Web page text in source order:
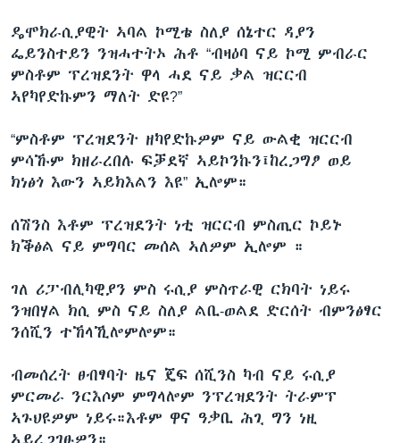
ዴሞክራሲያዊት ኣባል ኮሚቴ ስለያ ሰኔተር ዳያን
ፌይንስተይን ንዝሓተትኦ ሕቶ “ብዛዕባ ናይ ኮሚ ምብራር
ምስቶም ፕረዝደንት ዋላ ሓደ ናይ ቃል ዝርርብ
ኣየካየድኩምን ማለት ድዩ?”
“ምስቶም ፕረዝደንት ዘካየድኩዎም ናይ ውልቂ ዝርርብ
ምሳኹም ክዘራረበሉ ፍቓደኛ ኣይኮንኩን፤ከረጋግፆ ወይ
ክነፅጎ እውን ኣይክእልን እዩ” ኢሎም።
ሰሽንስ እቶም ፕረዝደንት ነቲ ዝርርብ ምስጢር ኮይኑ
ክቕፅል ናይ ምግባር መሰል ኣለዎም ኢሎም ።
ገለ ሪፓብሊካዊያን ምስ ሩሲያ ምስጥራዊ ርክባት ነይሩ
ንዝበሃል ክሲ ምስ ናይ ስለያ ልቢ-ወልደ ድርሰት ብምንፅፃር
ንሰሺን ተኸላኺሎምሎም።
ብመሰረት ፀብፃባት ዜና ጄፍ ሰሺንስ ካብ ናይ ሩሲያ
ምርመራ ንርእሶም ምግላሎም ንፕረዝደንት ትራምፕ
ኣጉህዩዎም ነይሩ።እቶም ዋና ዓቃቢ ሕጊ ግን ነዚ
ኣይረጋገፁዎን።